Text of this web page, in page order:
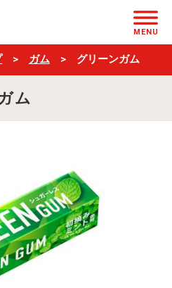
MENU
ガム グリーンガム
ム